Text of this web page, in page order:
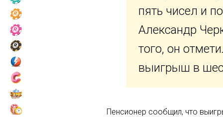
пять чисел и
Александр
того, он
выигрыш в
Пенсионер сообщил, что